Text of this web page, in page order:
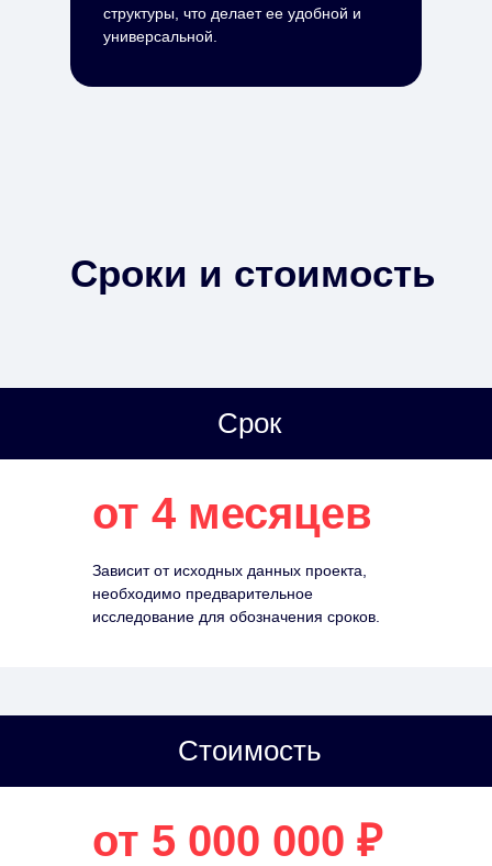
структуры, что делает ее удобной и
универсальной.
Сроки и стоимость
Срок
от 4 месяцев
Зависит от исходных данных проекта,
необходимо предварительное
исследование для обозначения сроков.
Стоимость
от 5 000 000 ₽